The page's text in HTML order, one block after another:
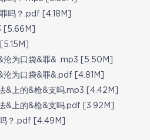
吗？.pdf [4.18M]
[5.66M]
为口袋&罪& .mp3 [5.50M]
为口袋&罪&.pdf [4.81M]
&上的&枪&支吗.mp3 [4.42M]
&上的&枪&支吗.pdf [3.92M]
？.pdf [4.49M]